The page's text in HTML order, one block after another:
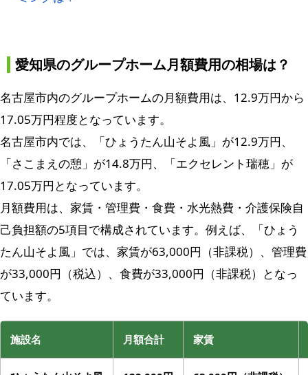
愛知県のグループホーム月額費用の相場は？
名古屋市内のグループホームの月額費用は、12.9万円から
17.05万円程度となっています。
名古屋市内では、「ひょうたん山そよ風」が12.9万円、
「さこまえの憩」が14.8万円、「エクセレント瑞穂」が
17.05万円となっています。
月額費用は、家賃・管理費・食費・水光熱費・介護保険自
己負担額の5項目で構成されています。例えば、「ひょう
たん山そよ風」では、家賃が63,000円（非課税）、管理費
が33,000円（税込）、食費が33,000円（非課税）となっ
ています。
施設名 月額合計 家賃